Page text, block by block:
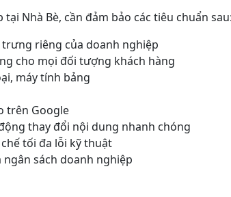
Nhà Bè, cần đảm bảo các tiêu chuẩn sau:
riêng của doanh nghiệp
cho mọi đối tượng khách hàng
máy tính bảng
trên Google
thay đổi nội dung nhanh chóng
tối đa lỗi kỹ thuật
sách doanh nghiệp